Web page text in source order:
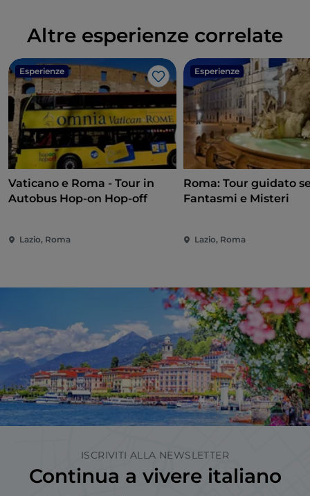
Altre esperienze correlate
Esperienze
Like
Vaticano e Roma - Tour in
Autobus Hop-on Hop-off
Lazio, Roma
Esperienze
Roma: Tour guidato
Fantasmi e Misteri
Lazio, Roma
ISCRIVITI ALLA NEWSLETTER
Continua a vivere italiano